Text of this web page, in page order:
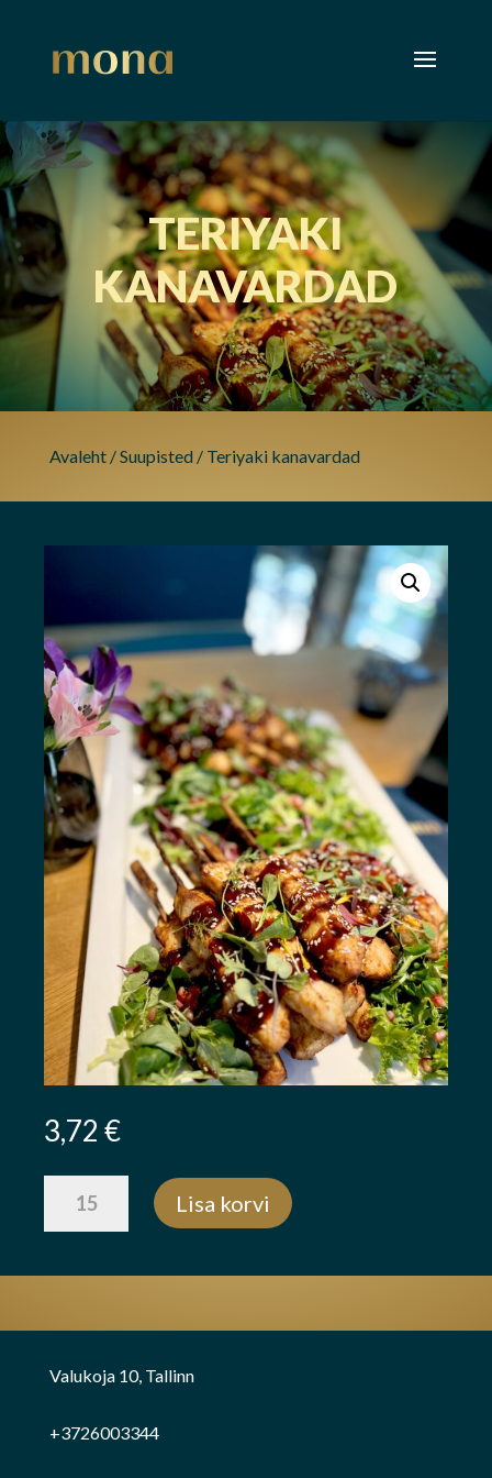
TERIYAKI
KANAVARDAD
Avaleht/Suupisted/ Teriyaki kanavardad
3,72 €
kanavardad
kogus
Lisa korvi
Valukoja 10, Tallinn
+3726003344